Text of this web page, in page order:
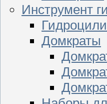
Инструмент
Домкраты